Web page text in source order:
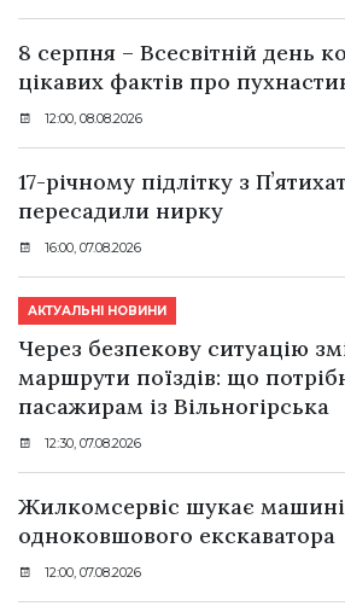
8 серпня – Всесвітній день
цікавих фактів про
12:00, 08.08.2026
17-річному підлітку з
пересадили нирку
16:00, 07.08.2026
АКТУАЛЬНІ НОВИНИ
Через безпекову ситуацію
маршрути поїздів: що
пасажирам із Вільногірська
12:30, 07.08.2026
Жилкомсервіс шукає
одноковшового екскаватора
12:00, 07.08.2026